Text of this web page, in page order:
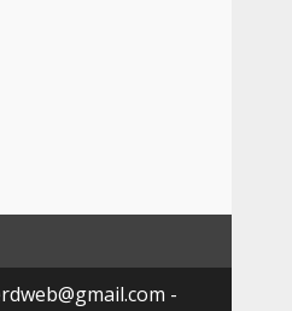
-